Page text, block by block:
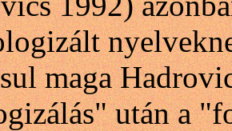
maga
után a